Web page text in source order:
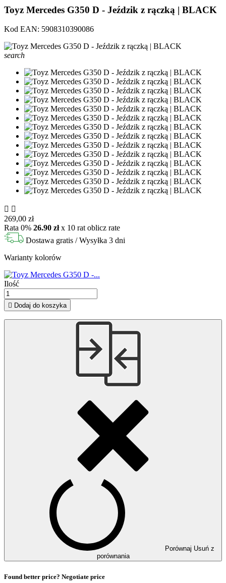
Toyz Mercedes G350 D - Jeździk z rączką | BLACK
Kod EAN: 5908310390086
search
 
269,00 zł
Rata 0% 26.90 złx 10 rat oblicz rate
Dostawa gratis / Wysyłka 3 dni
Warianty kolorów
Ilość
 Dodaj do koszyka
Porównaj Usuń z
porównania
Found better price? Negotiate price